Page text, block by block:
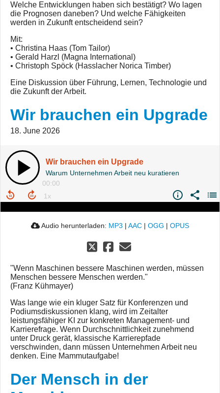
Welche Entwicklungen haben sich bestätigt? Wo lagen
die Prognosen daneben? Und welche Fähigkeiten
werden in Zukunft entscheidend sein?
Mit:
• Christina Haas (Tom Tailor)
• Gerald Harzl (Magna International)
• Christoph Spöck (Hasslacher Norica Timber)
Eine Diskussion über Führung, Lernen, Technologie und
die Zukunft der Arbeit.
Wir brauchen ein Upgrade
18. June 2026
Wir brauchen ein Upgrade
Warum Unternehmen Arbeit neu kuratieren
00:00
Audio herunterladen: MP3 | AAC | OGG | OPUS
"Wenn Maschinen bessere Maschinen werden, müssen
Menschen bessere Menschen werden."
(Franz Kühmayer)
Was lange wie ein kluger Satz für Konferenzen und
Podiumsdiskussionen klang, wird im Zeitalter
leistungsfähiger KI zur konkreten Management- und
Karrierefrage. Wenn Durchschnittlichkeit zunehmend
unter Druck gerät, klassische Karrierepfade
verschwinden, dann müssen Unternehmen Arbeit neu
denken. Eine Mammutaufgabe!
Der Mensch in der